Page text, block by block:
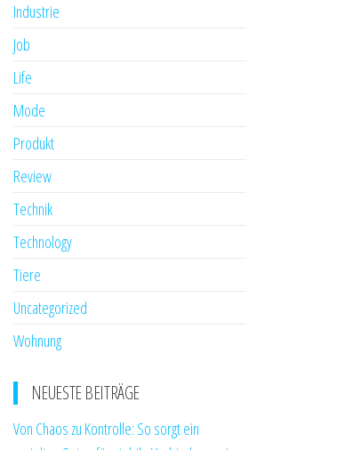
Industrie
Job
Life
Mode
Produkt
Review
Technik
Technology
Tiere
Uncategorized
Wohnung
NEUESTE BEITRÄGE
Von Chaos zu Kontrolle: So sorgt ein